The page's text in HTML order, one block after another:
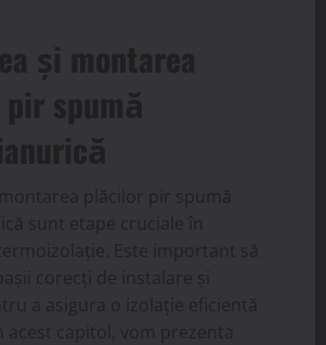
și montarea
spumă
plăcilor pir spumă
sunt etape cruciale în
Este important să
corecți de instalare și
a asigura o izolație eficientă
acest capitol, vom prezenta